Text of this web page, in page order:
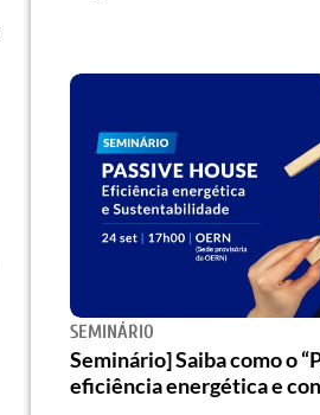
SEMINÁRIO
Seminário] Saiba como o
eficiência energética e